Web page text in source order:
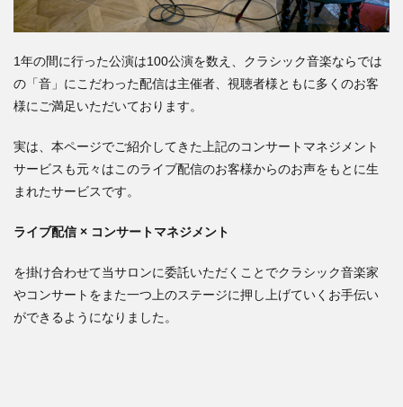
1年の間に行った公演は100公演を数え、クラシック音楽ならでは
の「音」にこだわった配信は主催者、視聴者様ともに多くのお客
様にご満足いただいております。
実は、本ページでご紹介してきた上記のコンサートマネジメント
サービスも元々はこのライブ配信のお客様からのお声をもとに生
まれたサービスです。
ライブ配信 × コンサートマネジメント
を掛け合わせて当サロンに委託いただくことでクラシック音楽家
やコンサートをまた一つ上のステージに押し上げていくお手伝い
ができるようになりました。